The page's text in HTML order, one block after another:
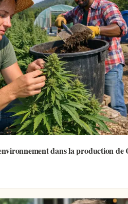
dans la production de